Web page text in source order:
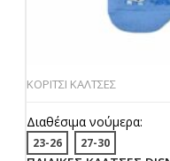
ΚΟΡΙΤΣΙ ΚΑΛΤΣΕΣ
Διαθέσιμα νούμερα:
23-26 27-30